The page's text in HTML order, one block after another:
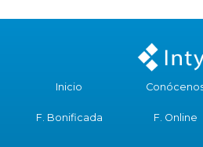
Inicio
F. Bonificada F. Online